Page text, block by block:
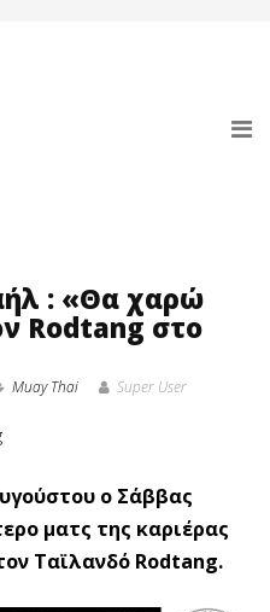
: «Θα χαρώ
Rodtang στο
Muay Thai Super User
ο Σάββας
ματς της καριέρας
Ταϊλανδό Rodtang.